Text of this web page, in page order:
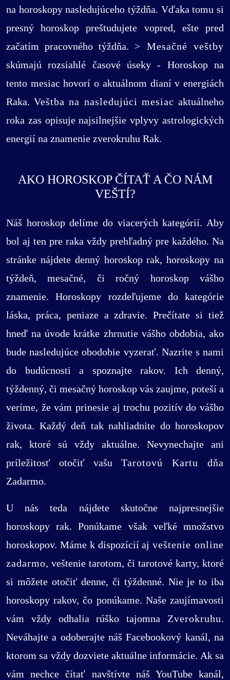
na horoskopy nasledujúceho týždňa. Vďaka tomu si
presný horoskop preštudujete vopred, ešte pred
začatím pracovného týždňa. > Mesačné veštby
skúmajú rozsiahlé časové úseky - Horoskop na
tento mesiac hovorí o aktuálnom dianí v energiách
Raka. Veštba na nasledujúci mesiac aktuálneho
roka zas opisuje najsilnejšie vplyvy astrologických
energií na znamenie zverokruhu Rak.
AKO HOROSKOP ČÍTAŤ A ČO NÁM
VEŠTÍ?
Náš horoskop delíme do viacerých kategórií. Aby
bol aj ten pre raka vždy prehľadný pre každého. Na
stránke nájdete denný horoskop rak, horoskopy na
týždeň, mesačné, či ročný horoskop vášho
znamenie. Horoskopy rozdeľujeme do kategórie
láska, práca, peniaze a zdravie. Prečítate si tiež
hneď na úvode krátke zhrnutie vášho obdobia, ako
bude nasledujúce obodobie vyzerať. Nazrite s nami
do budúcnosti a spoznajte rakov. Ich denný,
týždenný, či mesačný horoskop vás zaujme, poteší a
veríme, že vám prinesie aj trochu pozitív do vášho
života. Každý deň tak nahliadnite do horoskopov
rak, ktoré sú vždy aktuálne. Nevynechajte ani
príležitosť otočiť vašu Tarotovú Kartu dňa
Zadarmo.
U nás teda nájdete skutočne najpresnejšie
horoskopy rak. Ponúkame však veľké množstvo
horoskopov. Máme k dispozícií ajveštenie online
zadarmo, veštenie tarotom, či tarotové karty, ktoré
si môžete otočiť denne, či týždenné. Nie je to iba
horoskopy rakov, čo ponúkame. Naše zaujímavosti
vám vždy odhalia rúško tajomna Zverokruhu.
Neváhajte a odoberajte náš Facebookový kanál, na
ktorom sa vždy dozviete aktuálne informácie. Ak sa
vám nechce čítať navštívte náš YouTube kanál,